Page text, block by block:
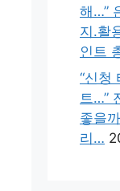
해…”
지.활
인트
“신청
트…”
좋을
리…